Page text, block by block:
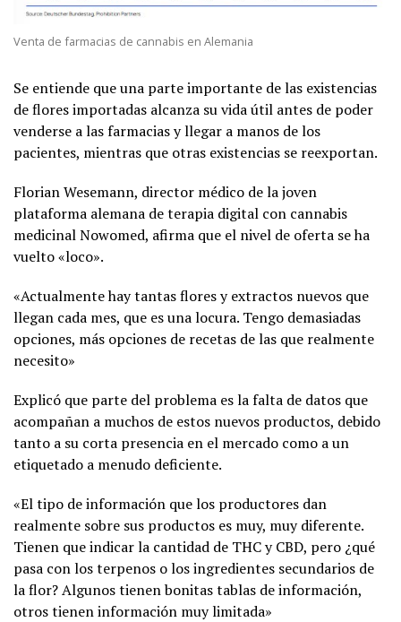
Venta de farmacias de cannabis en Alemania
Se entiende que una parte importante de las existencias
de flores importadas alcanza su vida útil antes de poder
venderse a las farmacias y llegar a manos de los
pacientes, mientras que otras existencias se reexportan.
Florian Wesemann, director médico de la joven
plataforma alemana de terapia digital con cannabis
medicinal Nowomed, afirma que el nivel de oferta se ha
vuelto «loco».
«Actualmente hay tantas flores y extractos nuevos que
llegan cada mes, que es una locura. Tengo demasiadas
opciones, más opciones de recetas de las que realmente
necesito»
Explicó que parte del problema es la falta de datos que
acompañan a muchos de estos nuevos productos, debido
tanto a su corta presencia en el mercado como a un
etiquetado a menudo deficiente.
«El tipo de información que los productores dan
realmente sobre sus productos es muy, muy diferente.
Tienen que indicar la cantidad de THC y CBD, pero ¿qué
pasa con los terpenos o los ingredientes secundarios de
la flor? Algunos tienen bonitas tablas de información,
otros tienen información muy limitada»